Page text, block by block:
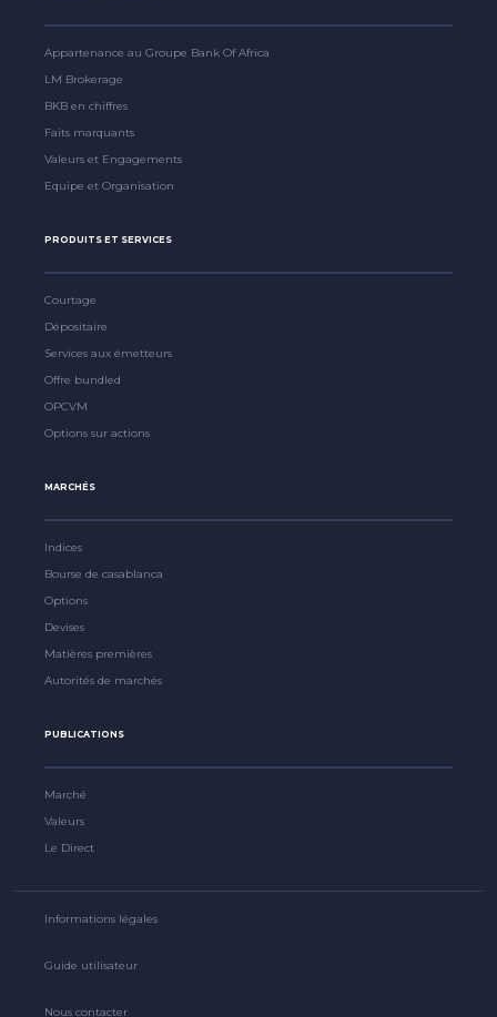
Appartenance au Groupe Bank Of Africa
LM Brokerage
BKB en chiffres
Faits marquants
Valeurs et Engagements
Equipe et Organisation
PRODUITS ET SERVICES
Courtage
Dépositaire
Services aux émetteurs
Offre bundled
OPCVM
Options sur actions
MARCHÉS
Indices
Bourse de casablanca
Options
Devises
Matières premières
Autorités de marchés
PUBLICATIONS
Marché
Valeurs
Le Direct
Informations légales
Guide utilisateur
Nous contacter